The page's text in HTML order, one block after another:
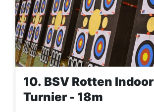
10. BSV Rotten Indoor
Turnier - 18m